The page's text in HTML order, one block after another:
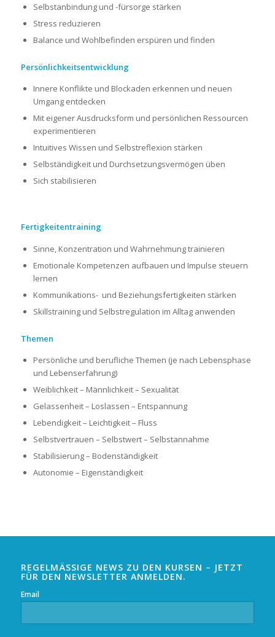
Selbstanbindung und -fürsorge stärken
Stress reduzieren
Balance und Wohlbefinden erspüren und finden
Persönlichkeitsentwicklung
Innere Konflikte und Blockaden erkennen und neuen
Umgang entdecken
Mit eigener Ausdrucksform und persönlichen Ressourcen
experimentieren
Intuitives Wissen und Selbstreflexion stärken
Selbständigkeit und Durchsetzungsvermögen üben
Sich stabilisieren
Fertigkeitentraining
Sinne, Konzentration und Wahrnehmung trainieren
Emotionale Kompetenzen aufbauen und Impulse steuern
lernen
Kommunikations- und Beziehungsfertigkeiten stärken
Skillstraining und Selbstregulation im Alltag anwenden
Themen
Persönliche und berufliche Themen (je nach Lebensphase
und Lebenserfahrung)
Weiblichkeit – Männlichkeit – Sexualität
Gelassenheit – Loslassen – Entspannung
Lebendigkeit – Leichtigkeit – Fluss
Selbstvertrauen – Selbstwert – Selbstannahme
Stabilisierung – Bodenständigkeit
Autonomie – Eigenständigkeit
REGELMÄSSIGE NEWS ZU DEN KURSEN – JETZT F
ÜR DEN NEWSLETTER ANMELDEN.
Email